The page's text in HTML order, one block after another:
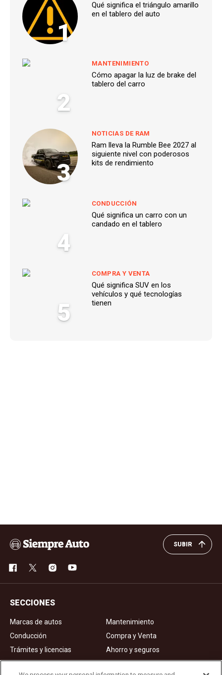
1
Qué significa el triángulo amarillo
en el tablero del auto
2
MANTENIMIENTO
Cómo apagar la luz de brake del
tablero del carro
3
NOTICIAS DE RAM
Ram lleva la Rumble Bee 2027 al
siguiente nivel con poderosos
kits de rendimiento
4
CONDUCCIÓN
Qué significa un carro con un
candado en el tablero
5
COMPRA Y VENTA
Qué significa SUV en los
vehículos y qué tecnologías
tienen
SUBIR
SECCIONES
Marcas de autos
Mantenimiento
Conducción
Compra y Venta
Trámites y licencias
Ahorro y seguros
Noticias
Videos de autos